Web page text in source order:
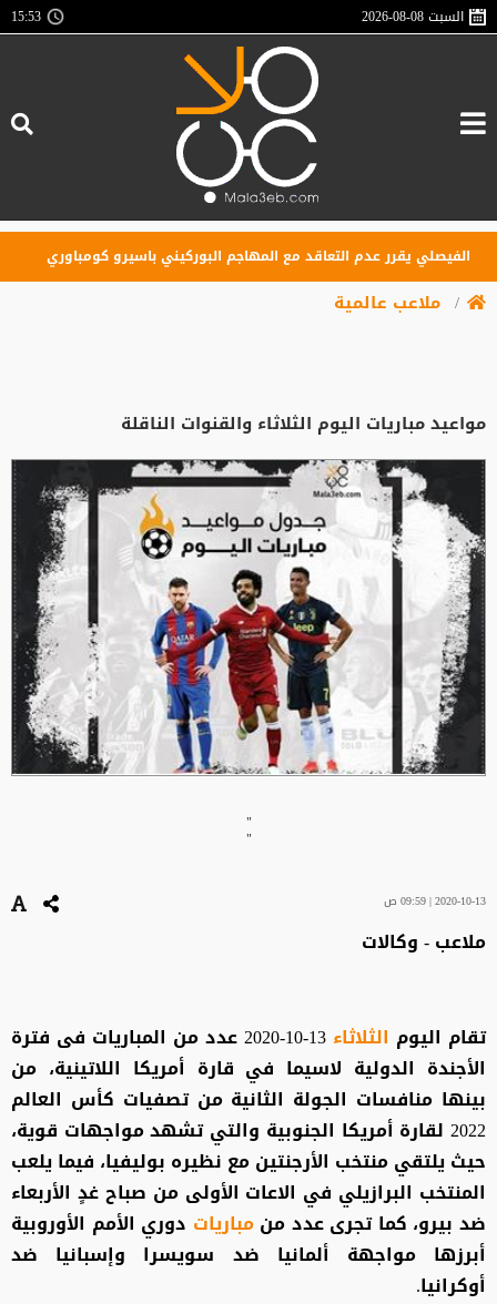
السبت2026-08-08
15:53
يقرر عدم التعاقد مع المهاجم البوركيني باسيرو كومباوري
ملاعب عالمية
مواعيد مباريات اليوم الثلاثاء والقنوات الناقلة
"
"
2020-10-13 | 09:59 ص
ملاعب - وكالات
تقام اليوم الثلاثاء
13-10-2020 عدد من المباريات فى فترة
الأجندة الدولية لاسيما في قارة أمريكا اللاتينية، من
بينها منافسات الجولة الثانية من تصفيات كأس العالم
2022 لقارة أمريكا الجنوبية والتي تشهد مواجهات قوية،
حيث يلتقي منتخب الأرجنتين مع نظيره بوليفيا، فيما يلعب
المنتخب البرازيلي في الاعات الأولى من صباح غدٍ الأربعاء
ضد بيرو، كما تجرى عدد منمباريات دوري الأمم الأوروبية
أبرزها مواجهة ألمانيا ضد سويسرا وإسبانيا ضد
أوكرانيا.